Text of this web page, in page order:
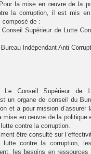
Pour la mise en œuvre de la
la corruption, il est mis
composé de :
Supérieur de Lutte
Indépendant Anti-
Le Conseil Supérieur de
un organe de conseil du
et a pour mission d’assurer
mise en œuvre de la politique
contre la corruption.
être consulté sur
lutte contre la corruption,
les besoins en ressources